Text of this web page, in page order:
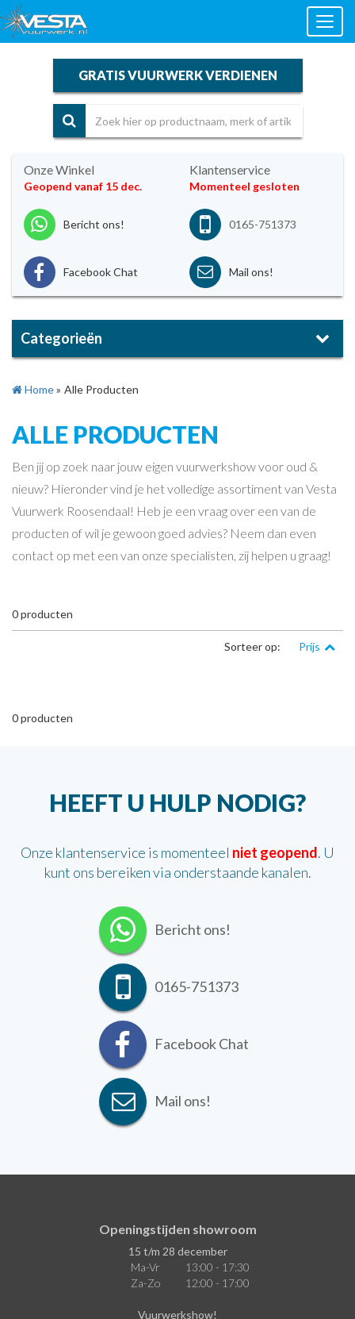
GRATIS VUURWERK VERDIENEN
Onze Winkel
Geopend vanaf 15 dec.
Klantenservice
Momenteel gesloten
Bericht ons! 0165-751373
Facebook Chat Mail ons!
Categorieën
Home» Alle Producten
ALLE PRODUCTEN
Ben jij op zoek naar jouw eigen vuurwerkshow voor oud &
nieuw? Hieronder vind je het volledige assortiment van Vesta
Vuurwerk Roosendaal! Heb je een vraag over een van de
producten of wil je gewoon goed advies? Neem dan even
contact op met een van onze specialisten, zij helpen u graag!
0producten
Sorteer op: Prijs
0producten
HEEFT U HULP NODIG?
Onze klantenservice is momenteel niet geopend. U
kunt ons bereiken via onderstaande kanalen.
Bericht ons!
0165-751373
Facebook Chat
Mail ons!
Openingstijden showroom
15 t/m 28 december
Ma-Vr
13:00 - 17:30
Za-Zo
12:00 - 17:00
Vuurwerkshow!